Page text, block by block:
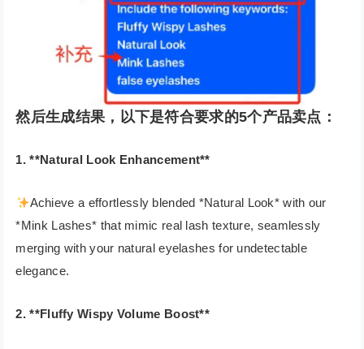
然后生成结果，以下是符合要求的5个产品卖点：
1. **Natural Look Enhancement**
Achieve a effortlessly blended *Natural Look* with our
*Mink Lashes* that mimic real lash texture, seamlessly
merging with your natural eyelashes for undetectable
elegance.
2. **Fluffy Wispy Volume Boost**